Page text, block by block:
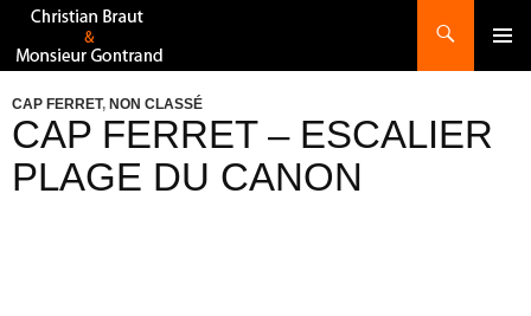
Recherche
AU
CAP FERRET, NON CLASSÉ
CAP FERRET – ESCALIER
PLAGE DU CANON